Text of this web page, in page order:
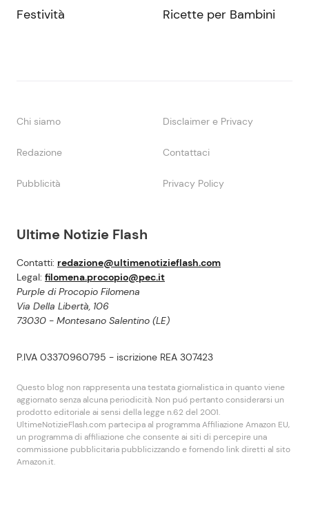
Ultime Notizie Flash
Contatti: redazione@ultimenotizieflash.com
Legal: filomena.procopio@pec.it
Purple di Procopio Filomena
Via Della Libertà, 106
73030 - Montesano Salentino (LE)
P.IVA 03370960795 - iscrizione REA 307423
Questo blog non rappresenta una testata giornalistica in quanto viene
aggiornato senza alcuna periodicità. Non puó pertanto considerarsi un
prodotto editoriale ai sensi della legge n.62 del 2001.
UltimeNotizieFlash.com partecipa al programma Affiliazione Amazon EU,
un programma di affiliazione che consente ai siti di percepire una
commissione pubblicitaria pubblicizzando e fornendo link diretti al sito
Amazon.it.
Festività Ricette per Bambini
Chi siamo Disclaimer e Privacy
Redazione Contattaci
Pubblicità Privacy Policy